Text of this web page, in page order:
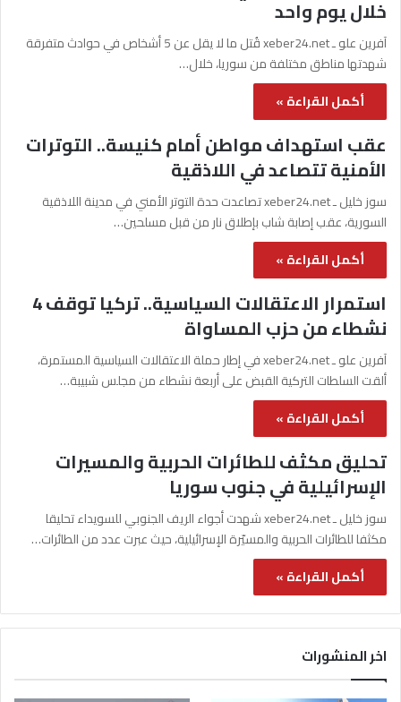
خلال يوم واحد
آفرين علو ـ xeber24.net قُتل ما لا يقل عن 5 أشخاص في حوادث متفرقة
شهدتها مناطق مختلفة من سوريا، خلال…
أكمل القراءة »
عقب استهداف مواطن أمام كنيسة.. التوترات
الأمنية تتصاعد في اللاذقية
سوز خليل ـ xeber24.net تصاعدت حدة التوتر الأمني في مدينة اللاذقية
السورية، عقب إصابة شاب بإطلاق نار من قبل مسلحين…
أكمل القراءة »
استمرار الاعتقالات السياسية.. تركيا توقف 4
نشطاء من حزب المساواة
آفرين علو ـ xeber24.net في إطار حملة الاعتقالات السياسية المستمرة،
ألقت السلطات التركية القبض على أربعة نشطاء من مجلس شبيبة…
أكمل القراءة »
تحليق مكثف للطائرات الحربية والمسيرات
الإسرائيلية في جنوب سوريا
سوز خليل ـ xeber24.net شهدت أجواء الريف الجنوبي للسويداء تحليقا
مكثفا للطائرات الحربية والمسيّرة الإسرائيلية، حيث عبرت عدد من الطائرات…
أكمل القراءة »
اخر المنشورات